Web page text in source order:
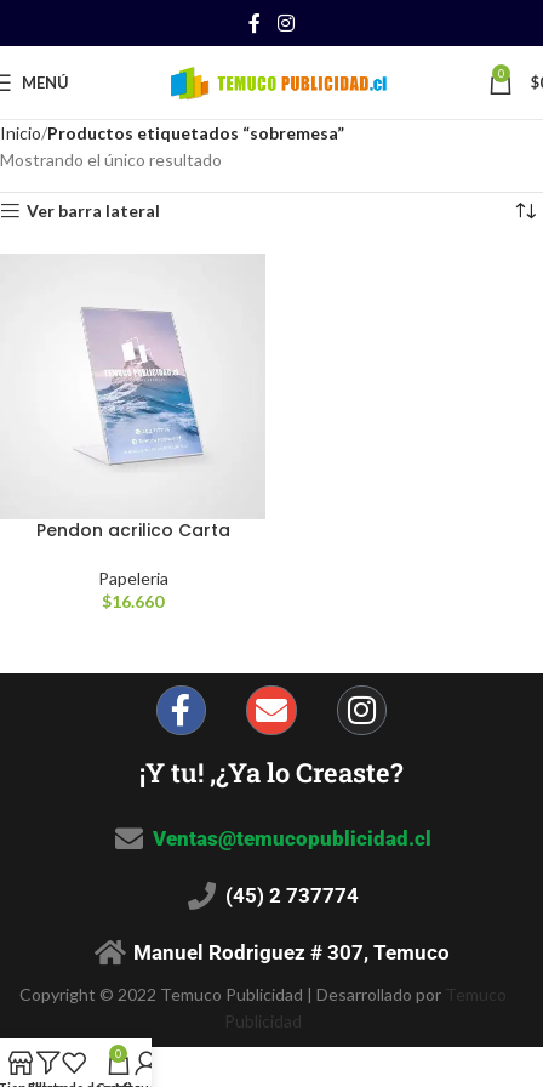
MENÚ 0 $
Inicio Productos etiquetados “sobremesa”
Mostrando el único resultado
Ver barra lateral
Pendon acrilico Carta
Papeleria
$16.660
¡Y tu! ,¿Ya lo Creaste?
Ventas@temucopublicidad.cl
(45) 2 737774
Manuel Rodriguez # 307, Temuco
Copyright © 2022 Temuco Publicidad | Desarrollado por Temuco
Publicidad
0